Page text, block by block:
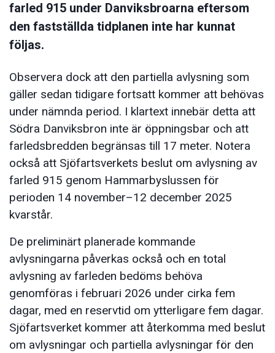
farled 915 under Danviksbroarna eftersom
den fastställda tidplanen inte har kunnat
följas.
Observera dock att den partiella avlysning som
gäller sedan tidigare fortsatt kommer att behövas
under nämnda period. I klartext innebär detta att
Södra Danviksbron inte är öppningsbar och att
farledsbredden begränsas till 17 meter. Notera
också att Sjöfartsverkets beslut om avlysning av
farled 915 genom Hammarbyslussen för
perioden 14 november–12 december 2025
kvarstår.
De preliminärt planerade kommande
avlysningarna påverkas också och en total
avlysning av farleden bedöms behöva
genomföras i februari 2026 under cirka fem
dagar, med en reservtid om ytterligare fem dagar.
Sjöfartsverket kommer att återkomma med beslut
om avlysningar och partiella avlysningar för den